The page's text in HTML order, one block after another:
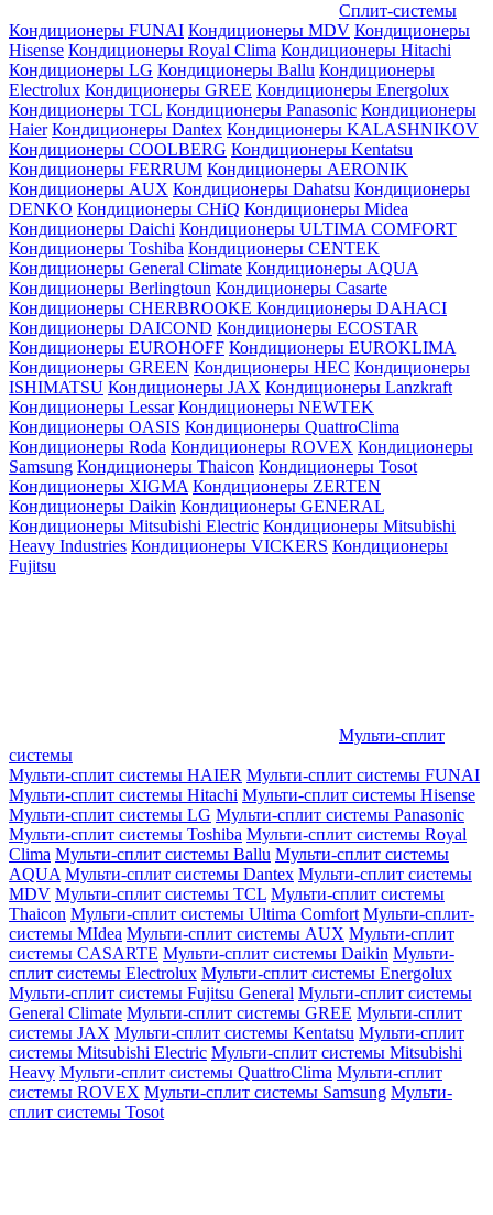
Сплит-системы
Кондиционеры FUNAI Кондиционеры MDV Кондиционеры
Hisense Кондиционеры Royal Clima Кондиционеры Hitachi
Кондиционеры LG Кондиционеры Ballu Кондиционеры
Electrolux Кондиционеры GREE Кондиционеры Energolux
Кондиционеры TCL Кондиционеры Panasonic Кондиционеры
Haier Кондиционеры Dantex Кондиционеры KALASHNIKOV
Кондиционеры СOOLBERG Кондиционеры Kentatsu
Кондиционеры FERRUM Кондиционеры AERONIK
Кондиционеры AUX Кондиционеры Dahatsu Кондиционеры
DENKO Кондиционеры CHiQ Кондиционеры Midea
Кондиционеры Daichi Кондиционеры ULTIMA COMFORT
Кондиционеры Toshiba Кондиционеры CENTEK
Кондиционеры General Climate Кондиционеры AQUA
Кондиционеры Berlingtoun Кондиционеры Casarte
Кондиционеры CHERBROOKE Кондиционеры DAHACI
Кондиционеры DAICOND Кондиционеры ECOSTAR
Кондиционеры EUROHOFF Кондиционеры EUROKLIMA
Кондиционеры GREEN Кондиционеры HEC Кондиционеры
ISHIMATSU Кондиционеры JAX Кондиционеры Lanzkraft
Кондиционеры Lessar Кондиционеры NEWTEK
Кондиционеры OASIS Кондиционеры QuattroClima
Кондиционеры Roda Кондиционеры ROVEX Кондиционеры
Samsung Кондиционеры Thaicon Кондиционеры Tosot
Кондиционеры XIGMA Кондиционеры ZERTEN
Кондиционеры Daikin Кондиционеры GENERAL
Кондиционеры Mitsubishi Electric Кондиционеры Mitsubishi
Heavy Industries Кондиционеры VICKERS Кондиционеры
Fujitsu
Мульти-сплит
системы
Мульти-сплит системы HAIER Мульти-сплит системы FUNAI
Мульти-сплит системы Hitachi Мульти-сплит системы Hisense
Мульти-сплит системы LG Мульти-сплит системы Panasonic
Мульти-сплит системы Toshiba Мульти-сплит системы Royal
Clima Мульти-сплит системы Ballu Мульти-сплит системы
AQUA Мульти-сплит системы Dantex Мульти-сплит системы
MDV Мульти-сплит системы TCL Мульти-сплит системы
Thaicon Мульти-сплит системы Ultima Comfort Мульти-сплит-
системы MIdea Мульти-сплит системы AUX Мульти-сплит
системы CASARTE Мульти-сплит системы Daikin Мульти-
сплит системы Electrolux Мульти-сплит системы Energolux
Мульти-сплит системы Fujitsu General Мульти-сплит системы
General Climate Мульти-сплит системы GREE Мульти-сплит
системы JAX Мульти-сплит системы Kentatsu Мульти-сплит
системы Mitsubishi Electric Мульти-сплит системы Mitsubishi
Heavy Мульти-сплит системы QuattroClima Мульти-сплит
системы ROVEX Мульти-сплит системы Samsung Мульти-
сплит системы Tosot